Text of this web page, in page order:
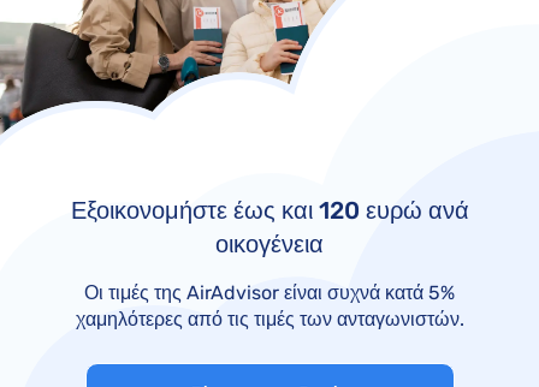
Εξοικονομήστε έως και 120 ευρώ ανά
οικογένεια
Οι τιμές της AirAdvisor είναι συχνά κατά 5%
χαμηλότερες από τις τιμές των ανταγωνιστών.